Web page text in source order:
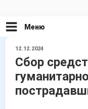
Меню
ОПУБЛИКОВАНО
12.12.2024
Сбор